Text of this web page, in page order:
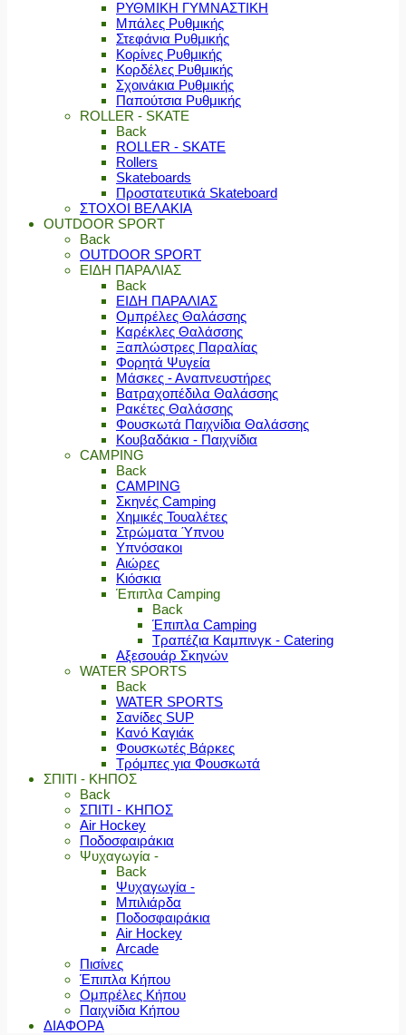
ΡΥΘΜΙΚΗ ΓΥΜΝΑΣΤΙΚΗ
Μπάλες Ρυθμικής
Στεφάνια Ρυθμικής
Κορίνες Ρυθμικής
Κορδέλες Ρυθμικής
Σχοινάκια Ρυθμικής
Παπούτσια Ρυθμικής
ROLLER - SKATE
Back
ROLLER - SKATE
Rollers
Skateboards
Προστατευτικά Skateboard
ΣΤΟΧΟΙ ΒΕΛΑΚΙΑ
OUTDOOR SPORT
Back
OUTDOOR SPORT
ΕΙΔΗ ΠΑΡΑΛΙΑΣ
Back
ΕΙΔΗ ΠΑΡΑΛΙΑΣ
Ομπρέλες Θαλάσσης
Καρέκλες Θαλάσσης
Ξαπλώστρες Παραλίας
Φορητά Ψυγεία
Μάσκες - Αναπνευστήρες
Βατραχοπέδιλα Θαλάσσης
Ρακέτες Θαλάσσης
Φουσκωτά Παιχνίδια Θαλάσσης
Κουβαδάκια - Παιχνίδια
CAMPING
Back
CAMPING
Σκηνές Camping
Χημικές Τουαλέτες
Στρώματα Ύπνου
Υπνόσακοι
Αιώρες
Κιόσκια
Έπιπλα Camping
Back
Έπιπλα Camping
Τραπέζια Καμπινγκ - Catering
Αξεσουάρ Σκηνών
WATER SPORTS
Back
WATER SPORTS
Σανίδες SUP
Κανό Καγιάκ
Φουσκωτές Βάρκες
Τρόμπες για Φουσκωτά
ΣΠΙΤΙ - ΚΗΠΟΣ
Back
ΣΠΙΤΙ - ΚΗΠΟΣ
Air Hockey
Ποδοσφαιράκια
Ψυχαγωγία -
Back
Ψυχαγωγία -
Μπιλιάρδα
Ποδοσφαιράκια
Air Hockey
Arcade
Πισίνες
Έπιπλα Κήπου
Ομπρέλες Κήπου
Παιχνίδια Κήπου
ΔΙΑΦΟΡΑ